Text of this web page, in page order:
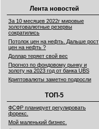
Лента новостей
За 10 месяцев 2022г мировые
золотовалютные резервы
сократились
Потолок цен на нефть. Дальше рост
цен на нефть ?
Доллар теряет свой вес
Прогноз по фондовому рынку и
золоту на 2023 год от банка UBS
Криптовалюты заметно подросли
ТОП-5
ФСФР планирует регулировать
форекс.
Мой маленький бизнес.